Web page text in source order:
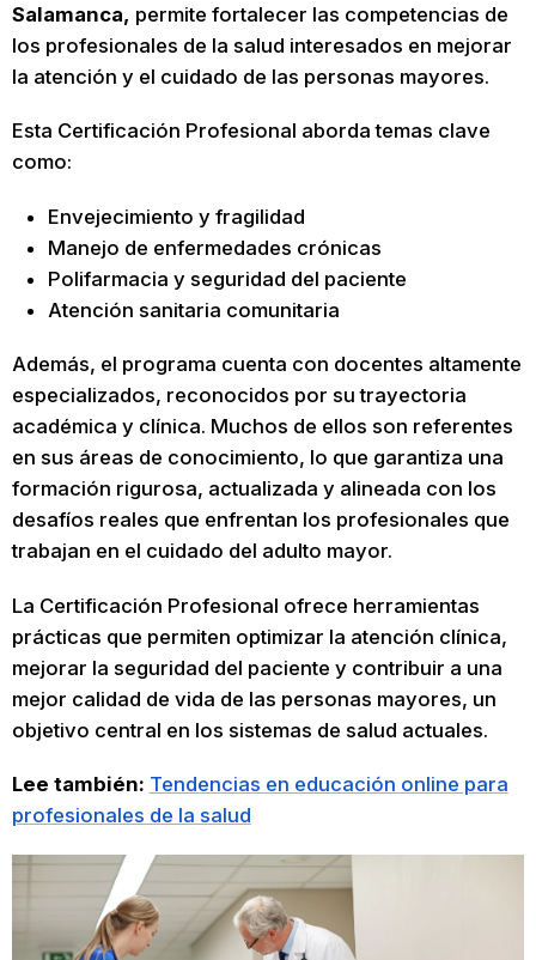
Salamanca, permite fortalecer las competencias de
los profesionales de la salud interesados en mejorar
la atención y el cuidado de las personas mayores.
Esta Certificación Profesional aborda temas clave
como:
Envejecimiento y fragilidad
Manejo de enfermedades crónicas
Polifarmacia y seguridad del paciente
Atención sanitaria comunitaria
Además, el programa cuenta con docentes altamente
especializados, reconocidos por su trayectoria
académica y clínica. Muchos de ellos son referentes
en sus áreas de conocimiento, lo que garantiza una
formación rigurosa, actualizada y alineada con los
desafíos reales que enfrentan los profesionales que
trabajan en el cuidado del adulto mayor.
La Certificación Profesional ofrece herramientas
prácticas que permiten optimizar la atención clínica,
mejorar la seguridad del paciente y contribuir a una
mejor calidad de vida de las personas mayores, un
objetivo central en los sistemas de salud actuales.
Lee también: Tendencias en educación online para
profesionales de la salud